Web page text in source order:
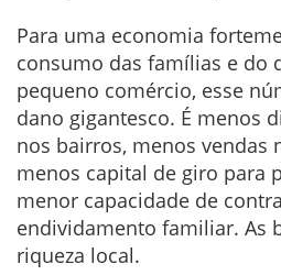
Para uma economia
consumo das famílias e do
pequeno comércio, esse
dano gigantesco. É menos
nos bairros, menos vendas
menos capital de giro para
menor capacidade de
endividamento familiar. As
riqueza local.